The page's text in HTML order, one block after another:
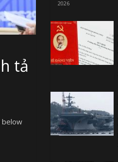
tả
below
2026